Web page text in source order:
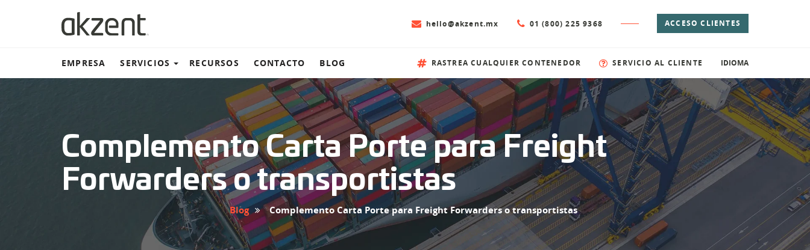
hello@akzent.mx 01 (800) 225 9368 ACCESO CLIENTES
EMPRESA SERVICIOS
Almacén y distribución
Transportación terrestre
Transportación marítima
Transportación aérea
RECURSOS CONTACTO BLOG RASTREA CUALQUIER CONTENEDOR SERVICIO AL CLIENTE IDIOMA
Complemento Carta Porte para Freight
Forwarders o transportistas
Blog Complemento Carta Porte para Freight Forwarders o transportistas